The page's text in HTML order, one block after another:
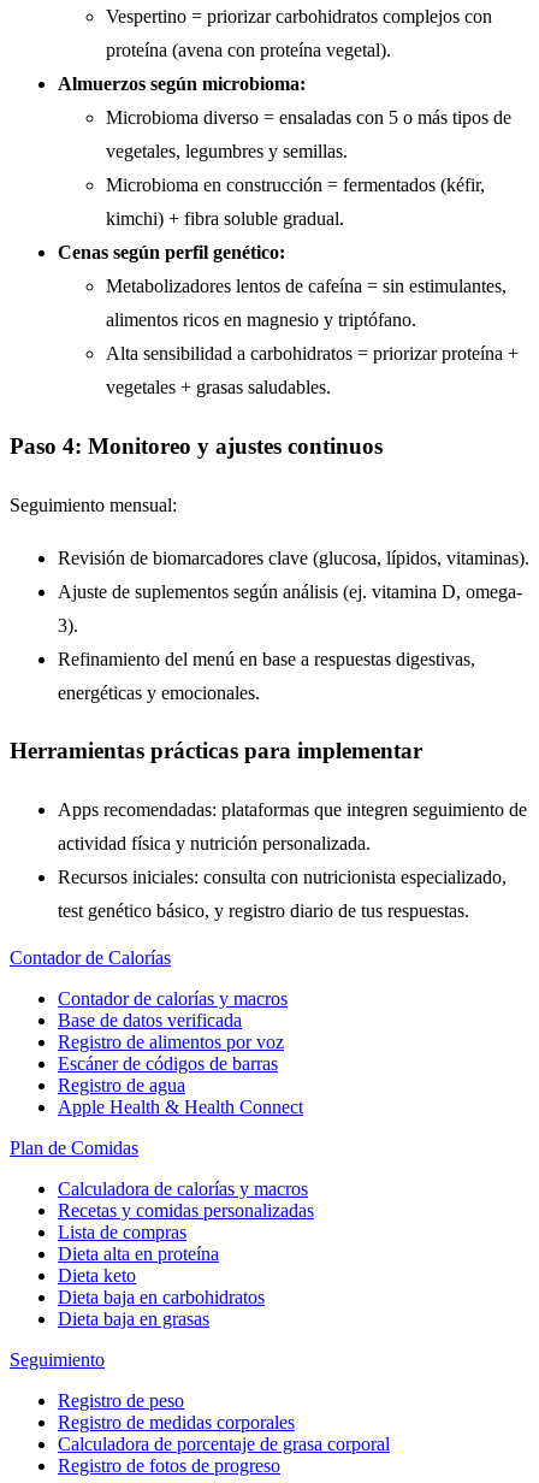
Vespertino = priorizar carbohidratos complejos con
proteína (avena con proteína vegetal).
Almuerzos según microbioma:
Microbioma diverso = ensaladas con 5 o más tipos de
vegetales, legumbres y semillas.
Microbioma en construcción = fermentados (kéfir,
kimchi) + fibra soluble gradual.
Cenas según perfil genético:
Metabolizadores lentos de cafeína = sin estimulantes,
alimentos ricos en magnesio y triptófano.
Alta sensibilidad a carbohidratos = priorizar proteína +
vegetales + grasas saludables.
Paso 4: Monitoreo y ajustes continuos
Seguimiento mensual:
Revisión de biomarcadores clave (glucosa, lípidos, vitaminas).
Ajuste de suplementos según análisis (ej. vitamina D, omega-
3).
Refinamiento del menú en base a respuestas digestivas,
energéticas y emocionales.
Herramientas prácticas para implementar
Apps recomendadas: plataformas que integren seguimiento de
actividad física y nutrición personalizada.
Recursos iniciales: consulta con nutricionista especializado,
test genético básico, y registro diario de tus respuestas.
Contador de Calorías
Contador de calorías y macros
Base de datos verificada
Registro de alimentos por voz
Escáner de códigos de barras
Registro de agua
Apple Health & Health Connect
Plan de Comidas
Calculadora de calorías y macros
Recetas y comidas personalizadas
Lista de compras
Dieta alta en proteína
Dieta keto
Dieta baja en carbohidratos
Dieta baja en grasas
Seguimiento
Registro de peso
Registro de medidas corporales
Calculadora de porcentaje de grasa corporal
Registro de fotos de progreso